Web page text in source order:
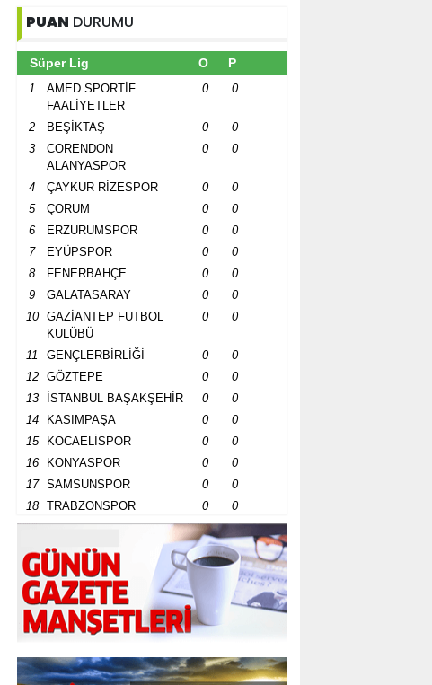
PUAN DURUMU
Süper Lig O P
1
AMED SPORTİF
FAALİYETLER
0 0
2 BEŞİKTAŞ 0
0
3
CORENDON
ALANYASPOR
0 0
4 ÇAYKUR RİZESPOR 0
0
5
ÇORUM 0
0
6
ERZURUMSPOR 0
0
7
EYÜPSPOR 0
0
8
FENERBAHÇE 0
0
9
GALATASARAY 0
0
10
GAZİANTEP FUTBOL
KULÜBÜ
0 0
11 GENÇLERBİRLİĞİ 0
0
12
GÖZTEPE 0
0
13
İSTANBUL BAŞAKŞEHİR 0
0
14
KASIMPAŞA 0
0
15
KOCAELİSPOR 0
0
16
KONYASPOR 0
0
17
SAMSUNSPOR 0
0
18
TRABZONSPOR 0 0